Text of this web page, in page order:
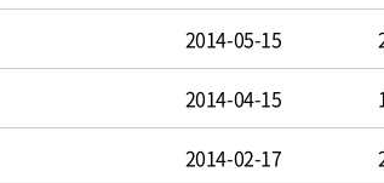
2014-05-15
2014-04-15
2014-02-17